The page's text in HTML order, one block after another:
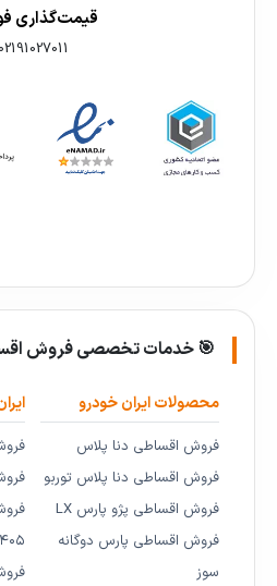
قیمت‌گذاری
02191027011
🎯 خدمات تخصصی فروش
محصولات ایران خودرو
فروش اقساطی دنا پلاس
فروش اقساطی دنا پلاس توربو
فروش اقساطی پژو پارس LX
فروش اقساطی پارس دوگانه
سوز
۴۰۵